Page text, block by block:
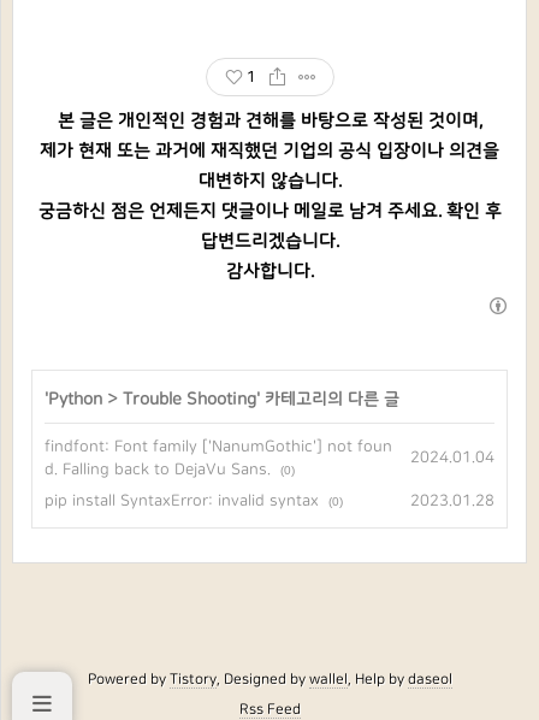
1
본 글은 개인적인 경험과 견해를 바탕으로 작성된 것이며,
제가 현재 또는 과거에 재직했던 기업의 공식 입장이나 의견을
대변하지 않습니다.
궁금하신 점은 언제든지 댓글이나 메일로 남겨 주세요. 확인 후
답변드리겠습니다.
감사합니다.
'Python > Trouble Shooting' 카테고리의 다른 글
findfont: Font family ['NanumGothic'] not foun
d. Falling back to DejaVu Sans.
(0)
2024.01.04
pip install SyntaxError: invalid syntax (0) 2023.01.28
Powered byTistory, Designed bywallel, Help bydaseol
Rss Feed